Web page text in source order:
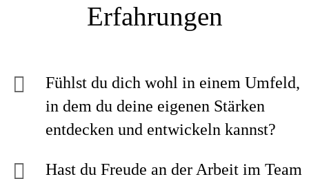
Erfahrungen
Fühlst du dich wohl in einem Umfeld,
in dem du deine eigenen Stärken
entdecken und entwickeln kannst?
Hast du Freude an der Arbeit im Team